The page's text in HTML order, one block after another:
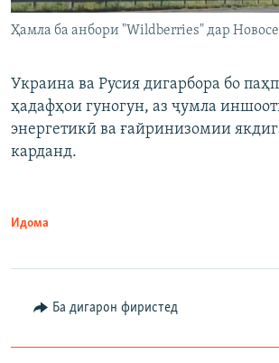
Ҳамла ба анбори "Wildberries" дар
Украина ва Русия дигарбора бо
ҳадафҳои гуногун, аз ҷумла
энергетикӣ ва ғайринизомии
карданд.
Идома
Ба дигарон фиристед